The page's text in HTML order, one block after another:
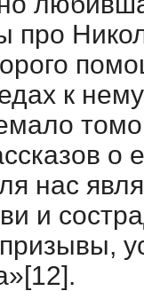
про
к
о
нас
и